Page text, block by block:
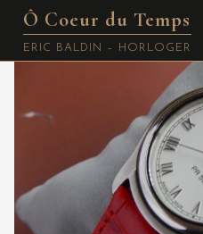
SkipÔ Coeur du Temps
ERIC BALDIN – HORLOGER